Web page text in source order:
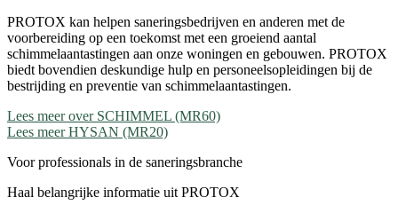
PROTOX kan helpen saneringsbedrijven en anderen met de
voorbereiding op een toekomst met een groeiend aantal
schimmelaantastingen aan onze woningen en gebouwen. PROTOX
biedt bovendien deskundige hulp en personeelsopleidingen bij de
bestrijding en preventie van schimmelaantastingen.
Lees meer over SCHIMMEL (MR60)
Lees meer HYSAN (MR20)
Voor professionals in de saneringsbranche
Haal belangrijke informatie uit PROTOX